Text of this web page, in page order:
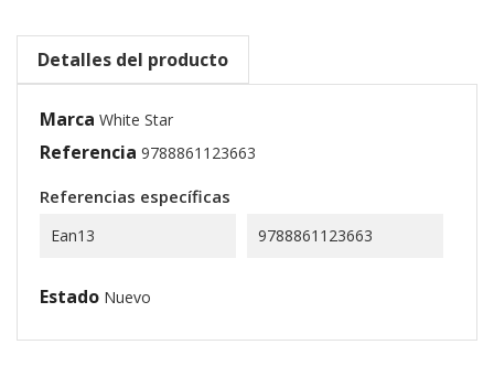
Detalles del producto
Marca White Star
Referencia 9788861123663
Referencias específicas
Ean13 9788861123663
Estado Nuevo